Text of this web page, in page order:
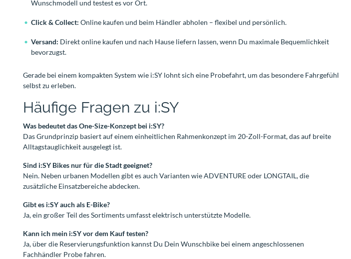
Wunschmodell und testest es vor Ort.
Click & Collect: Online kaufen und beim Händler abholen – flexibel und persönlich.
Versand: Direkt online kaufen und nach Hause liefern lassen, wenn Du maximale Bequemlichkeit
bevorzugst.
Gerade bei einem kompakten System wie i:SY lohnt sich eine Probefahrt, um das besondere Fahrgefühl
selbst zu erleben.
Häufige Fragen zu i:SY
Was bedeutet das One-Size-Konzept bei i:SY?
Das Grundprinzip basiert auf einem einheitlichen Rahmenkonzept im 20-Zoll-Format, das auf breite
Alltagstauglichkeit ausgelegt ist.
Sind i:SY Bikes nur für die Stadt geeignet?
Nein. Neben urbanen Modellen gibt es auch Varianten wie ADVENTURE oder LONGTAIL, die
zusätzliche Einsatzbereiche abdecken.
Gibt es i:SY auch als E-Bike?
Ja, ein großer Teil des Sortiments umfasst elektrisch unterstützte Modelle.
Kann ich mein i:SY vor dem Kauf testen?
Ja, über die Reservierungsfunktion kannst Du Dein Wunschbike bei einem angeschlossenen
Fachhändler Probe fahren.